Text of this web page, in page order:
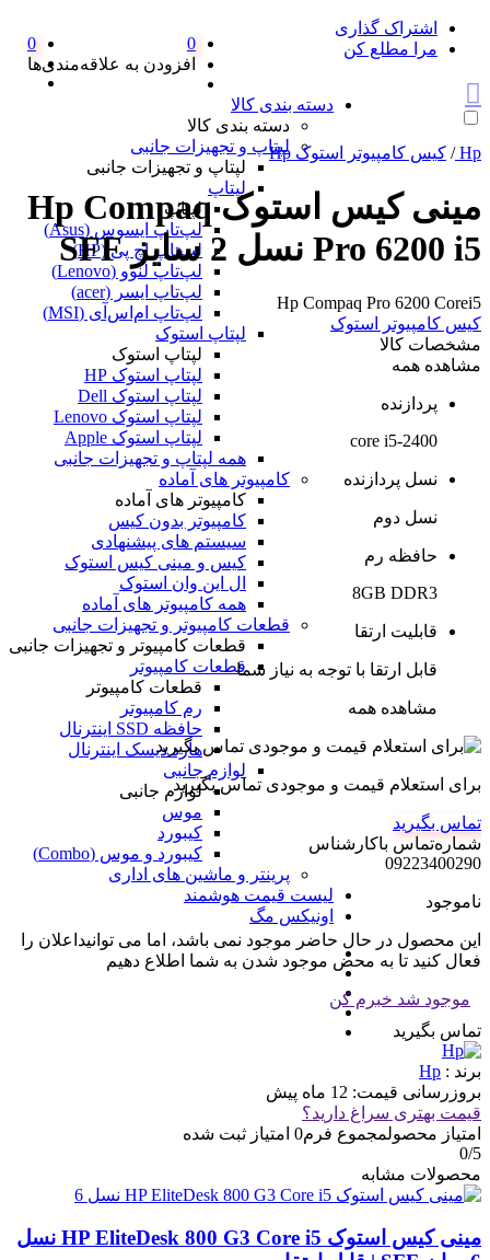
اشتراک گذاری
مرا مطلع کن
0
افزودن به علاقه‌مندی‌ها
0
دسته بندی کالا
دسته بندی کالا
لپتاپ و تجهیزات جانبی
لپتاپ و تجهیزات جانبی
لپتاپ
لپتاپ
لپ‌تاپ ایسوس (Asus)
لپ‌تاپ اچ پی (HP)
لپ‌تاپ لنوو (Lenovo)
لپ‌تاپ ایسر (acer)
لپ‌تاپ ام‌اس‌آی (MSI)
لپتاپ استوک
لپتاپ استوک
لپتاپ استوک HP
لپتاپ استوک Dell
لپتاپ استوک Lenovo
لپتاپ استوک Apple
همه لپتاپ و تجهیزات جانبی
کامپیوتر های آماده
کامپیوتر های آماده
کامپیوتر بدون کیس
سیستم های پیشنهادی
کیس و مینی کیس استوک
ال این وان استوک
همه کامپیوتر های آماده
قطعات کامپیوتر و تجهیزات جانبی
قطعات کامپیوتر و تجهیزات جانبی
قطعات کامپیوتر
قطعات کامپیوتر
رم کامپیوتر
حافظه SSD اینترنال
هارد دیسک اینترنال
لوازم جانبی
لوازم جانبی
موس
کیبورد
کیبورد و موس (Combo)
پرینتر و ماشین های اداری
لیست قیمت هوشمند
اونیکس مگ
Hp
/ کیس کامپیوتر استوک Hp
مینی کیس استوک Hp Compaq
Pro 6200 i5 نسل 2 سایز SFF
Hp Compaq Pro 6200 Corei5
کیس کامپیوتر استوک
مشخصات کالا
مشاهده همه
پردازنده
core i5-2400
نسل پردازنده
نسل دوم
حافظه رم
8GB DDR3
قابلیت ارتقا
قابل ارتقا با توجه به نیاز شما
مشاهده همه
برای استعلام قیمت و موجودی تماس بگیرید
تماس بگیرید
شماره‌تماس‌ با‌کارشناس
09223400290
ناموجود
این محصول در حال حاضر موجود نمی باشد، اما می توانیداعلان را
فعال کنید تا به محض موجود شدن به شما اطلاع دهیم
موجود شد خبرم کن
تماس بگیرید
برند : Hp
بروزرسانی قیمت: 12 ماه پیش
قیمت بهتری سراغ دارید؟
امتیاز محصولمجموع فرم0 امتیاز ثبت شده
0/5
محصولات مشابه
مینی کیس استوک HP EliteDesk 800 G3 Core i5 نسل